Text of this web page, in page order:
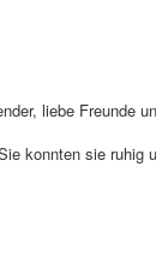
liebe Freunde
konnten sie ruhig